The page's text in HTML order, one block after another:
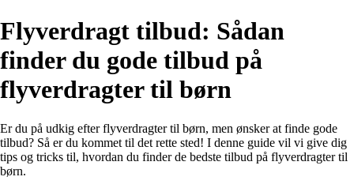
Flyverdragt tilbud: Sådan
finder du gode tilbud på
flyverdragter til børn
Er du på udkig efter flyverdragter til børn, men ønsker at finde gode
tilbud? Så er du kommet til det rette sted! I denne guide vil vi give dig
tips og tricks til, hvordan du finder de bedste tilbud på flyverdragter til
børn.